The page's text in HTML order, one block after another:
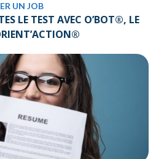
UN JOB
LE TEST AVEC O’BOT®, LE